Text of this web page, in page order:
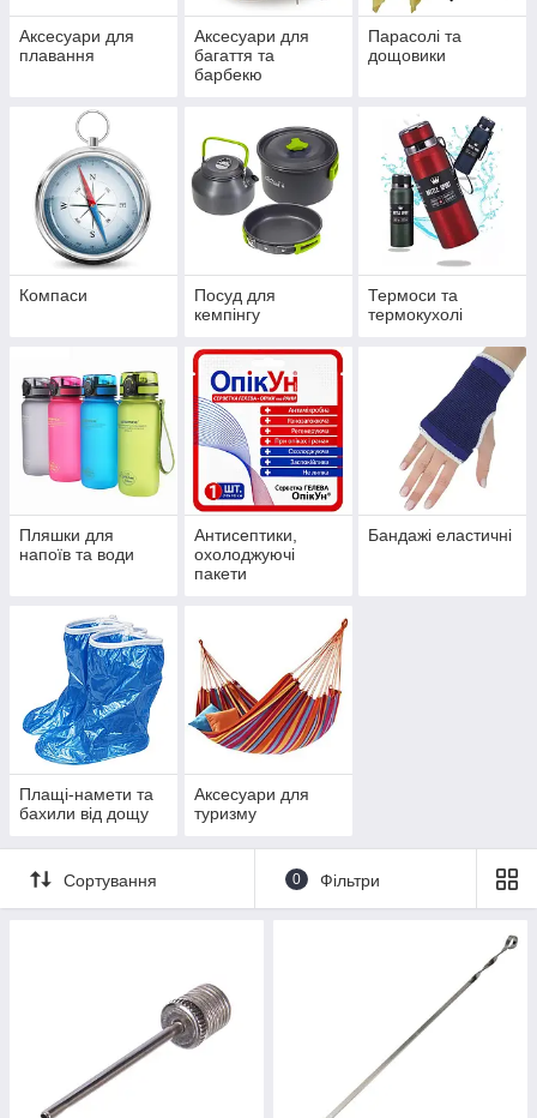
оберіть той виріб, що вам потрібен.
02
Оформлення
Оформити покупку можна трьома способами:
через кошик, телефоном чи в месенджерах.
Опрацювання заявок здійснюється з понеділка
по п’ятницю.03
Розрахунок
Для зручності наших клієнтів ми пропонуємо
різні варіанти оплати: за реквізитами, Пром-
оплата, LiqPay, післяплата.04
Доставка
Відправляємо будь-які з представлених на сайті
товарів у всі куточки України. Доставка
здійснюється Новою поштою та УкрПоштою.
Доставка i оплата
Аксесуари для
плавання
Аксесуари для
багаття та
барбекю
Парасолі та
дощовики
Компаси
Посуд для
кемпінгу
Термоси та
термокухолі
Пляшки для
напоїв та води
Антисептики,
охолоджуючі
пакети
Бандажі еластичні
Плащі-намети та
бахили від дощу
Аксесуари для
туризму
Сортування 0 Фільтри